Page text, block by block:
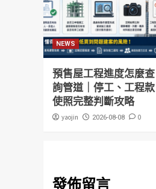
NEWS
預售屋工程進度怎麼
詢管道｜停工、工程
使照完整判斷攻略
yaojin 2026-08-08 0
發佈留言